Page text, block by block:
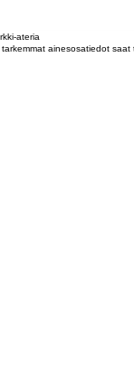
ateria
ainesosatiedot